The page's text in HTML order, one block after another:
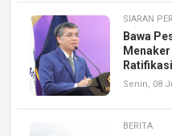
SIARAN
Bawa
Senin, 08
BERITA